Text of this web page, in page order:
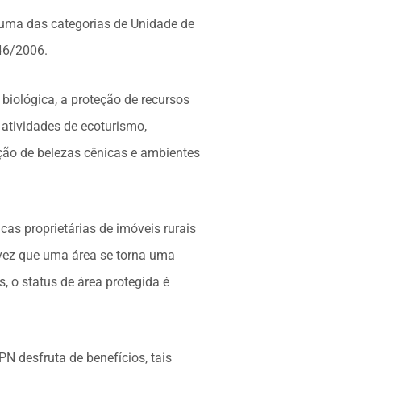
das categorias de Unidade de
2006.
a proteção de recursos
de ecoturismo,
de belezas cênicas e ambientes
proprietárias de imóveis rurais
que uma área se torna uma
o status de área protegida é
desfruta de benefícios, tais